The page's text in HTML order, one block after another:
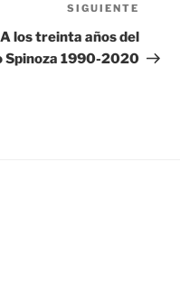
entrada
SIGUIENTE
los treinta años del
Spinoza 1990-2020